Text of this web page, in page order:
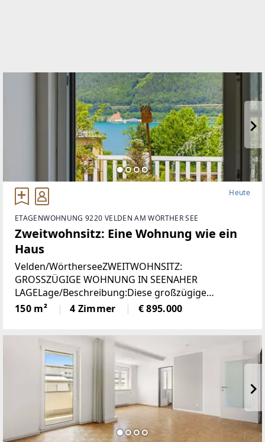
Heute
ETAGENWOHNUNG 9220 VELDEN AM WÖRTHER SEE
Zweitwohnsitz: Eine Wohnung wie ein
Haus
Velden/WörtherseeZWEITWOHNSITZ:
GROSSZÜGIGE WOHNUNG IN SEENAHER
LAGELage/Beschreibung:Diese großzügige
Wohnung vereint hohen Wohnkomfort mit einer
seltenen Zweitwohnsitzwidmung und traumhaftem
150 m² 4 Zimmer € 895.000